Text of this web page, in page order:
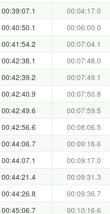
00:39:07.1 00:04:17.0
00:40:50.1 00:06:00.0
00:41:54.2 00:07:04.1
00:42:38.1 00:07:48.0
00:42:39.2 00:07:49.1
00:42:40.9 00:07:50.8
00:42:49.6 00:07:59.5
00:42:56.6 00:08:06.5
00:44:06.7 00:09:16.6
00:44:07.1
00:09:17.0
00:44:21.4 00:09:31.3
00:44:26.8 00:09:36.7
00:45:06.7 00:10:16.6